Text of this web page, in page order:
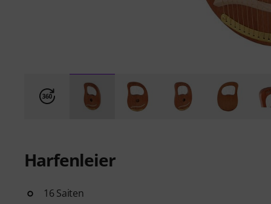
Harfenleier
16 Saiten